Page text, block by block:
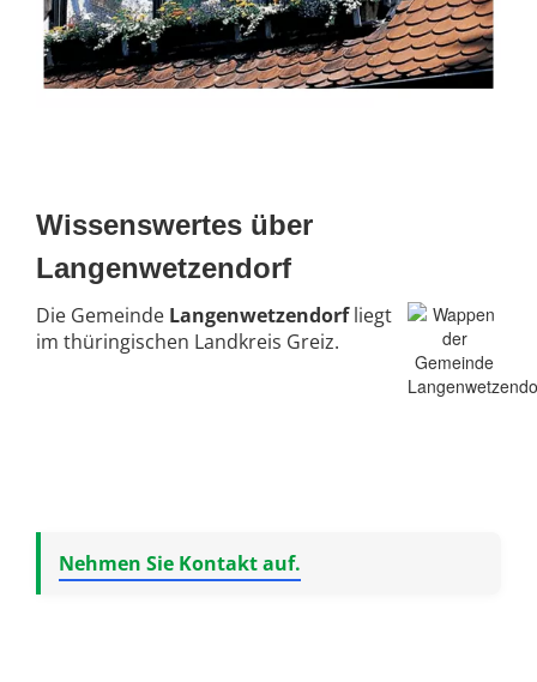
Wissenswertes über
Langenwetzendorf
Die Gemeinde Langenwetzendorfliegt
im thüringischen Landkreis Greiz.
Nehmen Sie Kontakt auf.